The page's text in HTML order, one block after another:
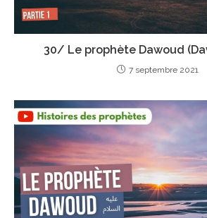
30/ Le prophète Dawoud
7 septembre 2021